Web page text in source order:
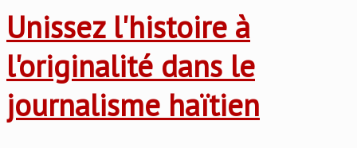
Unissez l'histoire à
l'originalité dans le
journalisme haïtien